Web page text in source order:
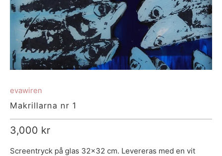
evawiren
Makrillarna nr 1
3,000 kr
Screentryck på glas 32x32 cm. Levereras med en vit